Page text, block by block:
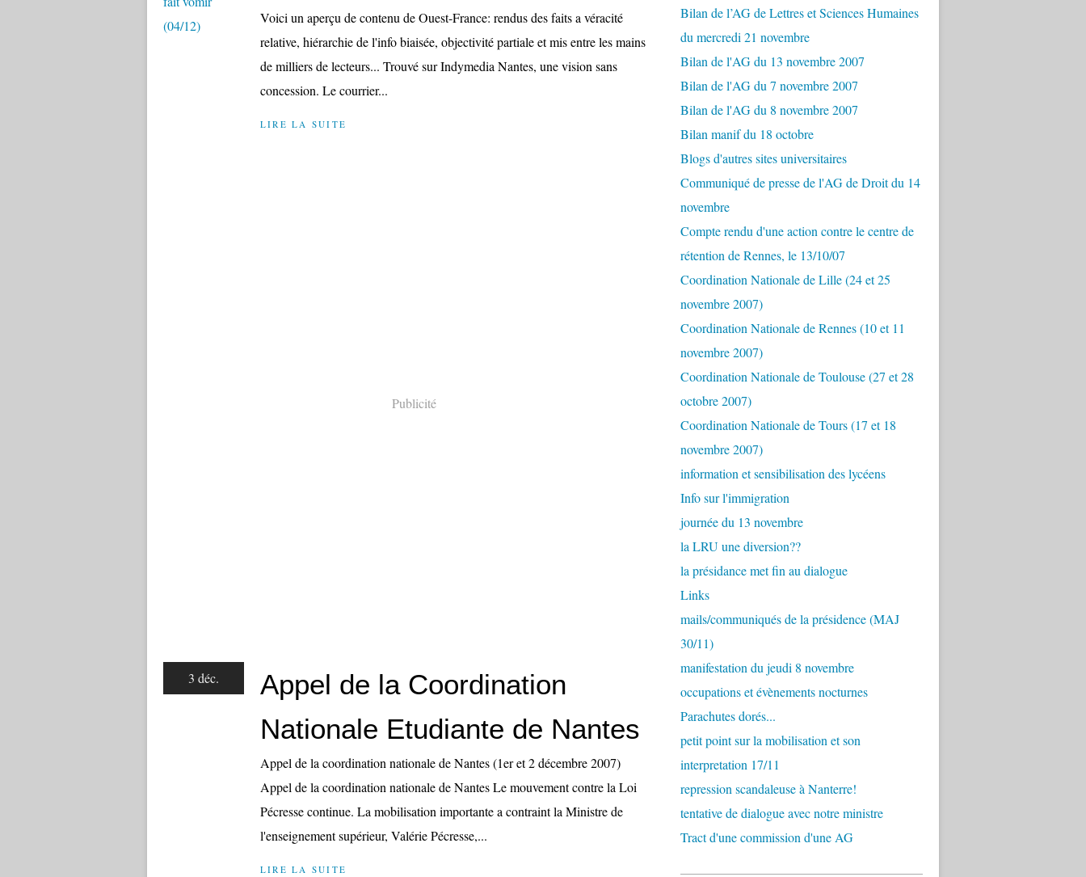
Voici un aperçu de contenu de Ouest-France: rendus des faits a véracité
relative, hiérarchie de l'info biaisée, objectivité partiale et mis entre les mains
de milliers de lecteurs... Trouvé sur Indymedia Nantes, une vision sans
concession. Le courrier...
LIRE LA SUITE
Publicité
3 déc.
Appel de la Coordination
Nationale Etudiante de Nantes
Appel de la coordination nationale de Nantes (1er et 2 décembre 2007)
Appel de la coordination nationale de Nantes Le mouvement contre la Loi
Pécresse continue. La mobilisation importante a contraint la Ministre de
l'enseignement supérieur, Valérie Pécresse,...
LIRE LA SUITE
Bilan de l’AG de Lettres et Sciences Humaines
du mercredi 21 novembre
Bilan de l'AG du 13 novembre 2007
Bilan de l'AG du 7 novembre 2007
Bilan de l'AG du 8 novembre 2007
Bilan manif du 18 octobre
Blogs d'autres sites universitaires
Communiqué de presse de l'AG de Droit du 14
novembre
Compte rendu d'une action contre le centre de
rétention de Rennes, le 13/10/07
Coordination Nationale de Lille (24 et 25
novembre 2007)
Coordination Nationale de Rennes (10 et 11
novembre 2007)
Coordination Nationale de Toulouse (27 et 28
octobre 2007)
Coordination Nationale de Tours (17 et 18
novembre 2007)
information et sensibilisation des lycéens
Info sur l'immigration
journée du 13 novembre
la LRU une diversion??
la présidance met fin au dialogue
Links
mails/communiqués de la présidence (MAJ
30/11)
manifestation du jeudi 8 novembre
occupations et évènements nocturnes
Parachutes dorés...
petit point sur la mobilisation et son
interpretation 17/11
repression scandaleuse à Nanterre!
tentative de dialogue avec notre ministre
Tract d'une commission d'une AG